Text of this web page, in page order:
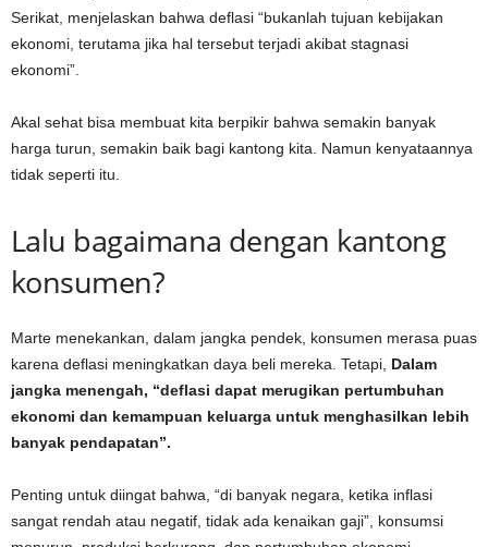
Serikat, menjelaskan bahwa deflasi “bukanlah tujuan kebijakan
ekonomi, terutama jika hal tersebut terjadi akibat stagnasi
ekonomi”.
Akal sehat bisa membuat kita berpikir bahwa semakin banyak
harga turun, semakin baik bagi kantong kita. Namun kenyataannya
tidak seperti itu.
Lalu bagaimana dengan kantong
konsumen?
Marte menekankan, dalam jangka pendek, konsumen merasa puas
karena deflasi meningkatkan daya beli mereka. Tetapi, Dalam
jangka menengah, “deflasi dapat merugikan pertumbuhan
ekonomi dan kemampuan keluarga untuk menghasilkan lebih
banyak pendapatan”.
Penting untuk diingat bahwa, “di banyak negara, ketika inflasi
sangat rendah atau negatif, tidak ada kenaikan gaji”, konsumsi